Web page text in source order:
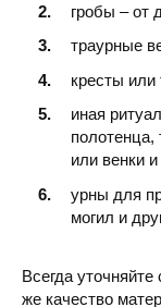
гробы – от
траурные
кресты или
иная
полотенца,
или венки и
урны для
могил и
Всегда уточняйте
же качество